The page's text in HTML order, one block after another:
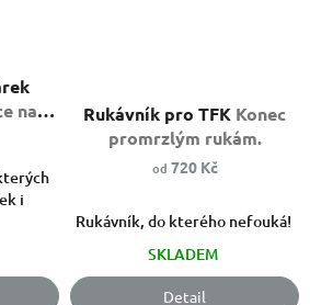
na
i
hodnocení
produktu
je
5,0
5
Rukávník pro TFK Konec
promrzlým rukám.
od 720 Kč
Rukávník, do kterého nefouká!
SKLADEM
Detail